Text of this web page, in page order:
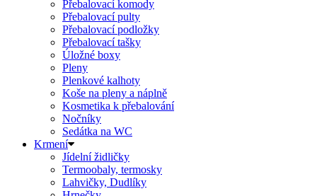
Přebalovací komody
Přebalovací pulty
Přebalovací podložky
Přebalovací tašky
Úložné boxy
Pleny
Plenkové kalhoty
Koše na pleny a náplně
Kosmetika k přebalování
Nočníky
Sedátka na WC
Krmení
Jídelní židličky
Termoobaly, termosky
Lahvičky, Dudlíky